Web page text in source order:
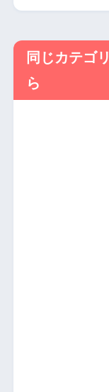
同じカテゴ
ら